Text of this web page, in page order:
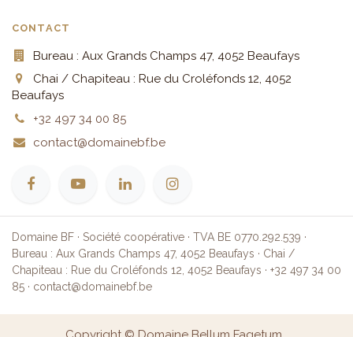
CONTACT
Bureau : Aux Grands Champs 47, 4052 Beaufays
Chai / Chapiteau : Rue du Croléfonds 12, 4052
Beaufays
+32 497 34 00 85
contact@domainebf.be
Domaine BF · Société coopérative · TVA BE 0770.292.539 ·
Bureau : Aux Grands Champs 47, 4052 Beaufays · Chai /
Chapiteau : Rue du Croléfonds 12, 4052 Beaufays · +32 497 34 00
85 · contact@domainebf.be